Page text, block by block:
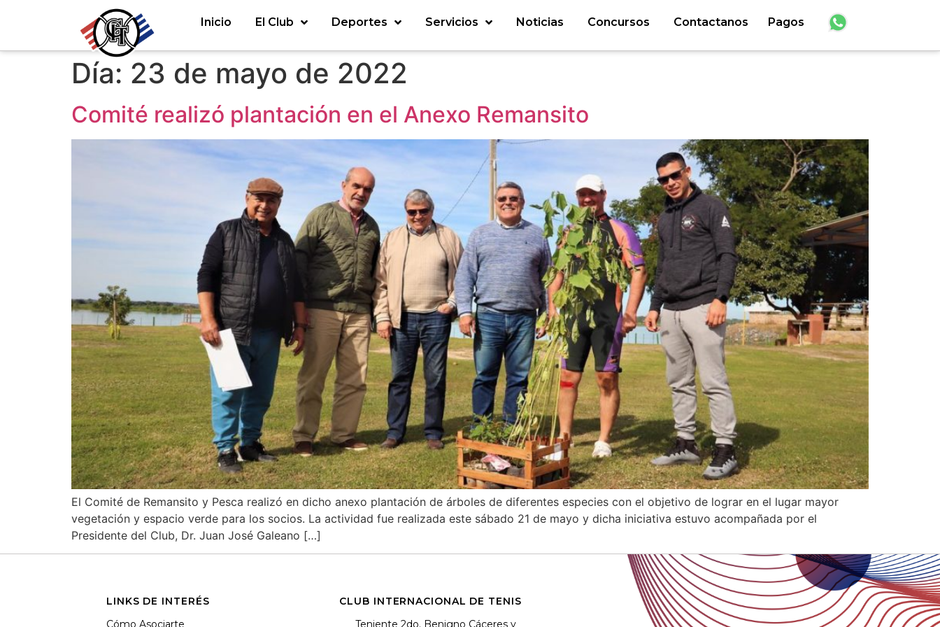
Inicio El Club Deportes Servicios Noticias Concursos Contactanos Pagos
Día: 23 de mayo de 2022
Comité realizó plantación en el Anexo Remansito
El Comité de Remansito y Pesca realizó en dicho anexo plantación de árboles de diferentes especies con el objetivo de lograr en el lugar mayor
vegetación y espacio verde para los socios. La actividad fue realizada este sábado 21 de mayo y dicha iniciativa estuvo acompañada por el
Presidente del Club, Dr. Juan José Galeano […]
LINKS DE INTERÉS
Cómo Asociarte
CLUB INTERNACIONAL DE TENIS
Teniente 2do. Benigno Cáceres y